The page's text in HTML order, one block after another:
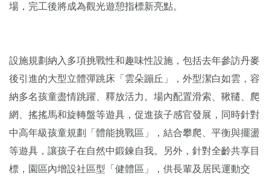
場，完工後將成為觀光遊憩指標新亮點。
設施規劃納入多項挑戰性和趣味性設施，包括去年參訪丹麥
後引進的大型立體彈跳床「雲朵蹦丘」，外型潔白如雲，容
納多名孩童盡情跳躍、釋放活力。場內配置滑索、鞦韆、爬
網、搖搖馬和旋轉盤等遊具，促進孩子感官發展，同時針對
中高年級孩童規劃「體能挑戰區」，結合攀爬、平衡與擺盪
等遊具，讓孩子在自然中鍛鍊自我。另外，針對全齡共享目
標，園區內增設社區型「健體區」，供長輩及居民運動交